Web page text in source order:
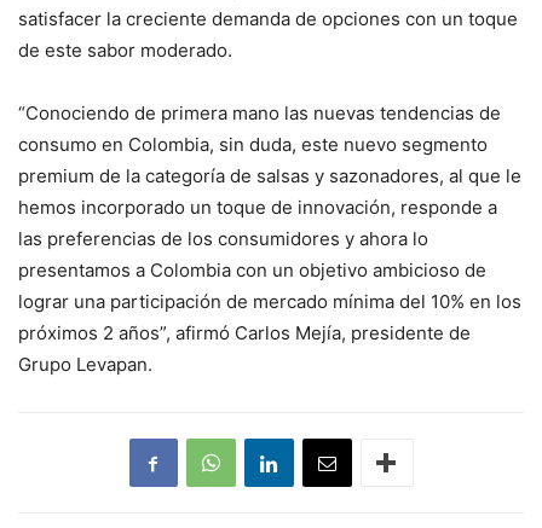
satisfacer la creciente demanda de opciones con un toque
de este sabor moderado.
“Conociendo de primera mano las nuevas tendencias de
consumo en Colombia, sin duda, este nuevo segmento
premium de la categoría de salsas y sazonadores, al que le
hemos incorporado un toque de innovación, responde a
las preferencias de los consumidores y ahora lo
presentamos a Colombia con un objetivo ambicioso de
lograr una participación de mercado mínima del 10% en los
próximos 2 años”, afirmó Carlos Mejía, presidente de
Grupo Levapan.